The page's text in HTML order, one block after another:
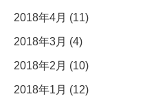
2018年4月 (11)
2018年3月 (4)
2018年2月 (10)
2018年1月 (12)